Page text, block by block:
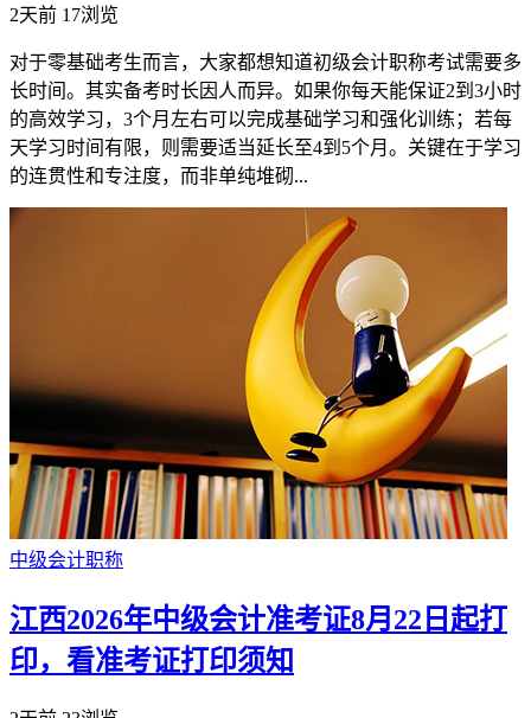
2天前 17浏览
对于零基础考生而言，大家都想知道初级会计职称考试需要多
长时间。其实备考时长因人而异。如果你每天能保证2到3小时
的高效学习，3个月左右可以完成基础学习和强化训练；若每
天学习时间有限，则需要适当延长至4到5个月。关键在于学习
的连贯性和专注度，而非单纯堆砌...
中级会计职称
江西2026年中级会计准考证8月22日起打
印，看准考证打印须知